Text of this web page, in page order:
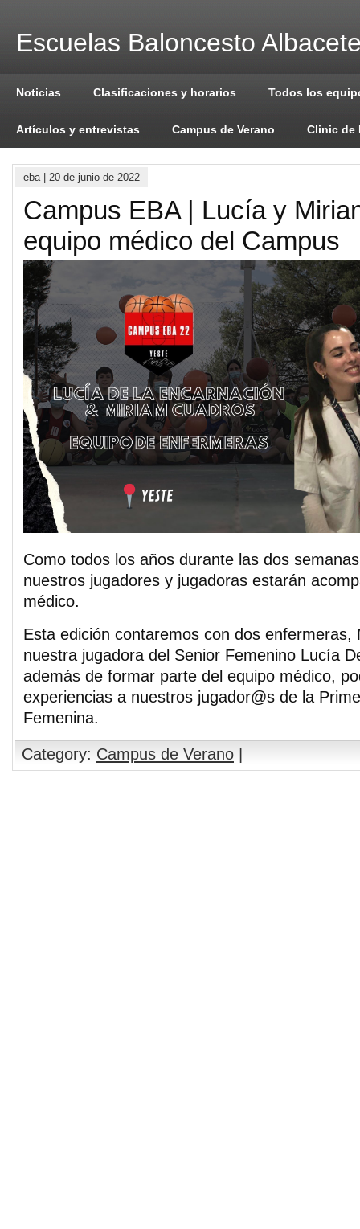
Escuelas Baloncesto
Noticias Clasificaciones y horarios Todos los
Artículos y entrevistas Campus de Verano Clinic de
eba| 20 de junio de 2022
Campus EBA | Lucía y
equipo médico del Campus
Como todos los años durante las dos
nuestros jugadores y jugadoras estarán
médico.
Esta edición contaremos con dos enfermeras,
nuestra jugadora del Senior Femenino Lucía
además de formar parte del equipo médico,
experiencias a nuestros jugador@s de la
Femenina.
Category: Campus de Verano |